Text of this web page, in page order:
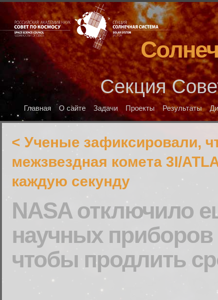
Секция
Главная О сайте Задачи Проекты Результаты
< Ученые зафиксировали,
межзвездная комета 3I/
каждую секунду
NASA отключило
научных приборов
чтобы продлить